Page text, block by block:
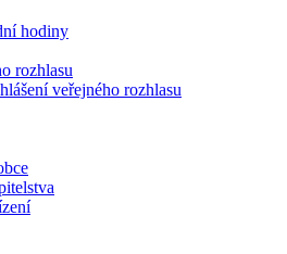
hodiny
rozhlasu
veřejného rozhlasu